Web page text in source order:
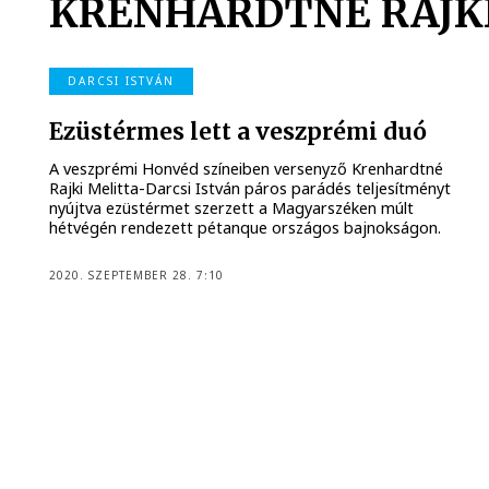
KRENHARDTNÉ
DARCSI ISTVÁN
Ezüstérmes lett a veszprémi duó
A veszprémi Honvéd színeiben versenyző Krenhardtné
Rajki Melitta-Darcsi István páros parádés teljesítményt
nyújtva ezüstérmet szerzett a Magyarszéken múlt
hétvégén rendezett pétanque országos bajnokságon.
2020. SZEPTEMBER 28. 7:10